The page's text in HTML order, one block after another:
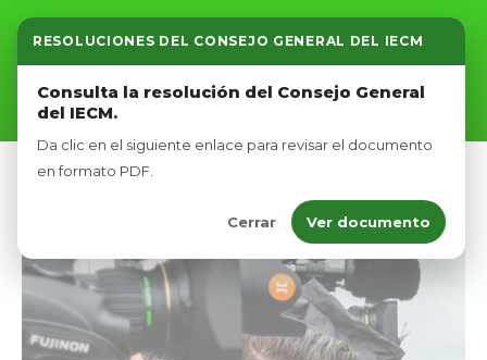
RESOLUCIONES DEL CONSEJO GENERAL DEL IECM
Consulta la resolución del Consejo General
del IECM.
Da clic en el siguiente enlace para revisar el documento
en formato PDF.
Cerrar Ver documento
Inicio
Nosotros
Afíliate